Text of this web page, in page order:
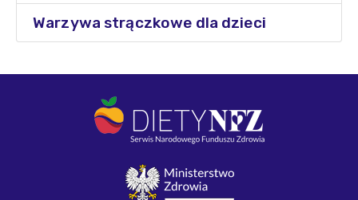
Warzywa strączkowe dla dzieci